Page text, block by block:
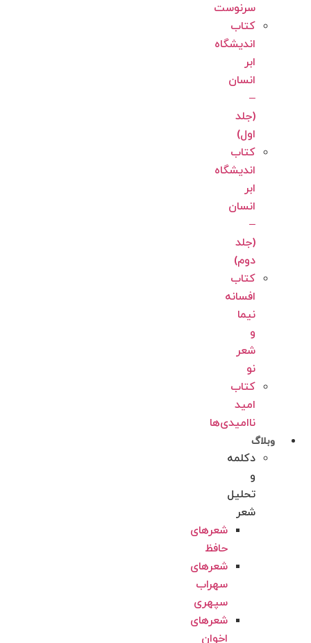
سرنوست
کتاب
اندیشگاه
ابر
انسان
(جلد
اول)
کتاب
اندیشگاه
ابر
انسان
(جلد
دوم)
کتاب
افسانه
نیما
شعر
نو
کتاب
امید
ناامیدی‌‌‌‌ها
وبلاگ
دکلمه
تحلیل
شعر
شعرهای
حافظ
شعرهای
سهراب
سپهری
شعرهای
اخوان